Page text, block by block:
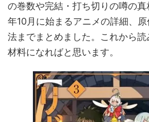
の巻数や完結・打ち切りの噂の
年10月に始まるアニメの詳細、
法までまとめました。これから
材料になればと思います。